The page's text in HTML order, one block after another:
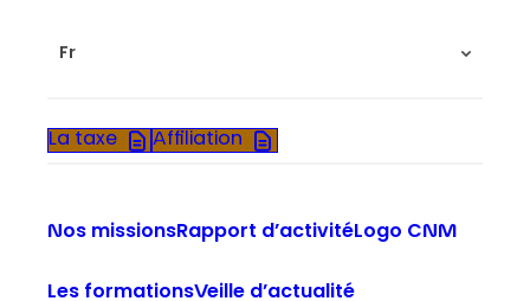
Fr
La taxe Affiliation
Nos missionsRapport d’activitéLogo CNM
Les formationsVeille d’actualité